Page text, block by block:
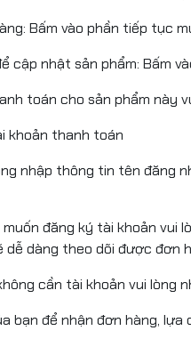
tiến trình
xây dựng trên:
7
Bấm vào phần tiếp tục
cập nhật sản phẩm: Bấm
toán cho sản phẩm này
khoản thanh toán
nhập thông tin tên đăng
đăng ký tài khoản
dễ dàng theo dõi được đơn
cần tài khoản vui
bạn để nhận đơn hàng,